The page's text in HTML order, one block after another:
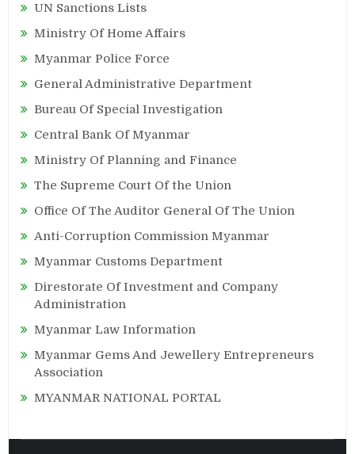
UN Sanctions Lists
Ministry Of Home Affairs
Myanmar Police Force
General Administrative Department
Bureau Of Special Investigation
Central Bank Of Myanmar
Ministry Of Planning and Finance
The Supreme Court Of the Union
Office Of The Auditor General Of The Union
Anti-Corruption Commission Myanmar
Myanmar Customs Department
Direstorate Of Investment and Company
Administration
Myanmar Law Information
Myanmar Gems And Jewellery Entrepreneurs
Association
MYANMAR NATIONAL PORTAL